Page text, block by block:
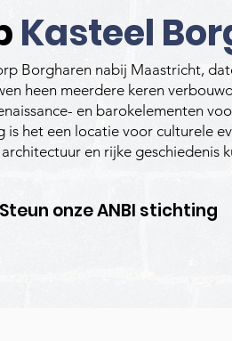
Kasteel
Borgharen nabij Maastricht,
heen meerdere keren
en barokelementen
het een locatie voor culturele
en rijke geschiedenis
Steun onze ANBI stichting